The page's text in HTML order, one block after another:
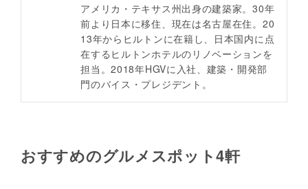
アメリカ・テキサス州出身の建築家。30年
前より日本に移住、現在は名古屋在住。20
13年からヒルトンに在籍し、日本国内に点
在するヒルトンホテルのリノベーションを
担当。2018年HGVに入社、建築・開発部
門のバイス・プレジデント。
おすすめのグルメスポット4軒